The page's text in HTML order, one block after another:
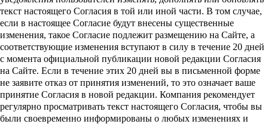
текст настоящего Согласия в той или иной части. В том случае,
если в настоящее Согласие будут внесены существенные
изменения, такое Согласие подлежит размещению на Сайте, а
соответствующие изменения вступают в силу в течение 20 дней
с момента официальной публикации новой редакции Согласия
на Сайте. Если в течение этих 20 дней вы в письменной форме
не заявите отказ от принятия изменений, то это означает ваше
принятие Согласия в новой редакции. Компания рекомендует
регулярно просматривать текст настоящего Согласия, чтобы вы
были своевременно информированы о любых изменениях и